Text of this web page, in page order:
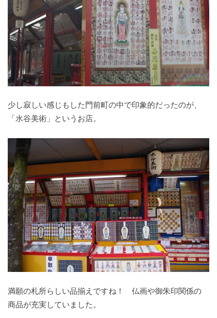
少し寂しい感じもした門前町の中で印象的だったのが、
「水谷美術」というお店。
満願の札所らしい品揃えですね！ 仏画や御朱印関係の
商品が充実していました。